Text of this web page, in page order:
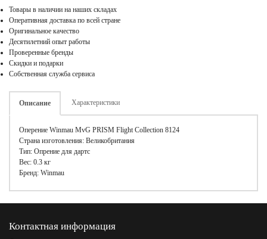
Товары в наличии на наших складах
Оперативная доставка по всей стране
Оригинальное качество
Десятилетний опыт работы
Проверенные бренды
Скидки и подарки
Собственная служба сервиса
Описание Характеристики
Оперение Winmau MvG PRISM Flight Collection 8124
Страна изготовления: Великобритания
Тип: Опрение для дартс
Вес: 0.3 кг
Бренд: Winmau
Контактная информация